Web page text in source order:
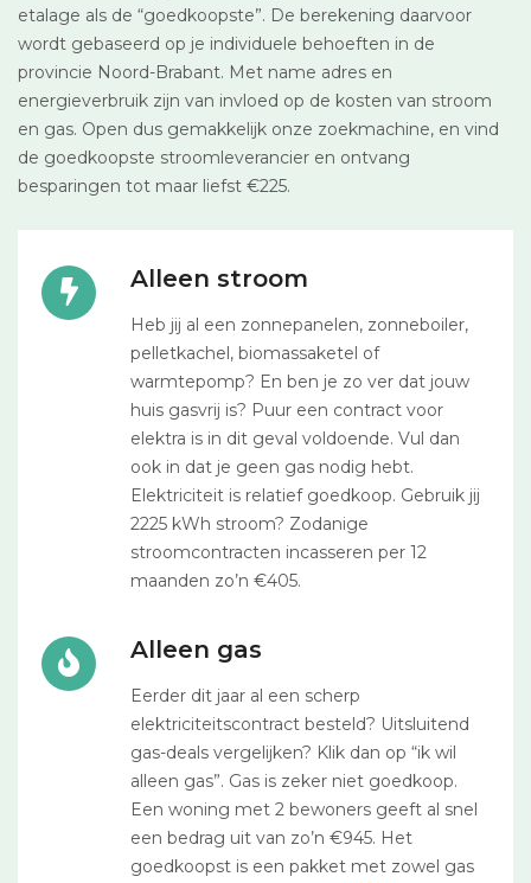
etalage als de “goedkoopste”. De berekening daarvoor
wordt gebaseerd op je individuele behoeften in de
provincie Noord-Brabant. Met name adres en
energieverbruik zijn van invloed op de kosten van stroom
en gas. Open dus gemakkelijk onze zoekmachine, en vind
de goedkoopste stroomleverancier en ontvang
besparingen tot maar liefst €225.
Alleen stroom
Heb jij al een zonnepanelen, zonneboiler,
pelletkachel, biomassaketel of
warmtepomp? En ben je zo ver dat jouw
huis gasvrij is? Puur een contract voor
elektra is in dit geval voldoende. Vul dan
ook in dat je geen gas nodig hebt.
Elektriciteit is relatief goedkoop. Gebruik jij
2225 kWh stroom? Zodanige
stroomcontracten incasseren per 12
maanden zo’n €405.
Alleen gas
Eerder dit jaar al een scherp
elektriciteitscontract besteld? Uitsluitend
gas-deals vergelijken? Klik dan op “ik wil
alleen gas”. Gas is zeker niet goedkoop.
Een woning met 2 bewoners geeft al snel
een bedrag uit van zo’n €945. Het
goedkoopst is een pakket met zowel gas